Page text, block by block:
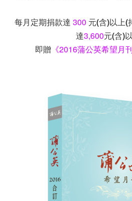
每月定期捐款達 300 元(含)以上(
達3,600元(含)
即贈 《2016蒲公英希望月